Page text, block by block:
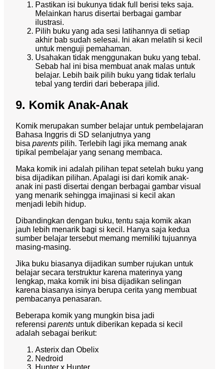
Pastikan isi bukunya tidak full berisi teks saja.
Melainkan harus disertai berbagai gambar
ilustrasi.
Pilih buku yang ada sesi latihannya di setiap
akhir bab sudah selesai. Ini akan melatih si kecil
untuk menguji pemahaman.
Usahakan tidak menggunakan buku yang tebal.
Sebab hal ini bisa membuat anak malas untuk
belajar. Lebih baik pilih buku yang tidak terlalu
tebal yang terdiri dari beberapa jilid.
9. Komik Anak-Anak
Komik merupakan sumber belajar untuk pembelajaran
Bahasa Inggris di SD selanjutnya yang
bisa parents pilih. Terlebih lagi jika memang anak
tipikal pembelajar yang senang membaca.
Maka komik ini adalah pilihan tepat setelah buku yang
bisa dijadikan pilihan. Apalagi isi dari komik anak-
anak ini pasti disertai dengan berbagai gambar visual
yang menarik sehingga imajinasi si kecil akan
menjadi lebih hidup.
Dibandingkan dengan buku, tentu saja komik akan
jauh lebih menarik bagi si kecil. Hanya saja kedua
sumber belajar tersebut memang memiliki tujuannya
masing-masing.
Jika buku biasanya dijadikan sumber rujukan untuk
belajar secara terstruktur karena materinya yang
lengkap, maka komik ini bisa dijadikan selingan
karena biasanya isinya berupa cerita yang membuat
pembacanya penasaran.
Beberapa komik yang mungkin bisa jadi
referensi parents untuk diberikan kepada si kecil
adalah sebagai berikut:
Asterix dan Obelix
Nedroid